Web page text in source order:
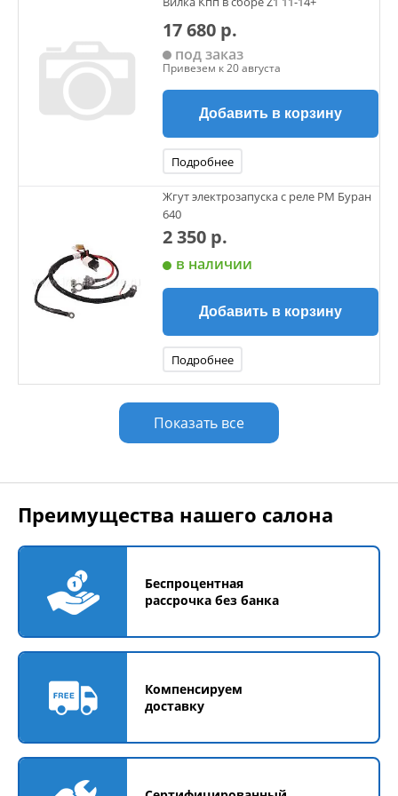
17 680 р.
под заказ
Привезем к 20 августа
Добавить в корзину
Подробнее
Жгут электрозапуска с реле РМ Буран
640
2 350 р.
в наличии
Добавить в корзину
Подробнее
Показать все
Преимущества нашего салона
Беспроцентная
рассрочка без банка
Компенсируем
доставку